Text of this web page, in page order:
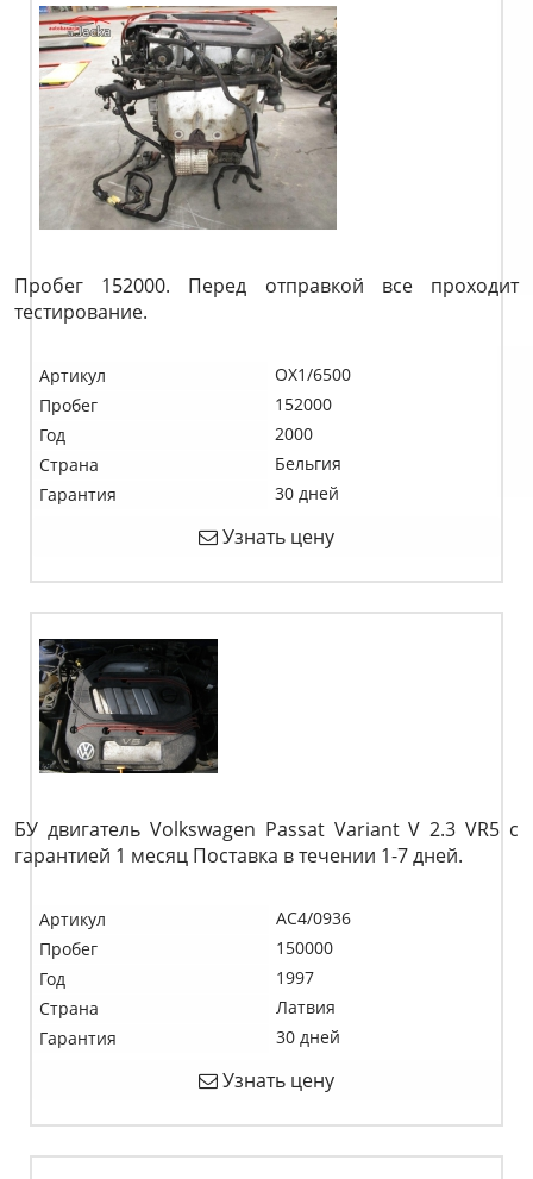
Пробег 152000. Перед отправкой все проходит
тестирование.
Артикул
OX1/6500
Пробег
152000
Год
2000
Страна
Бельгия
Гарантия
30 дней
Узнать цену
БУ двигатель Volkswagen Passat Variant V 2.3 VR5 c
гарантией 1 месяц Поставка в течении 1-7 дней.
Артикул
AC4/0936
Пробег
150000
Год
1997
Страна
Латвия
Гарантия
30 дней
Узнать цену